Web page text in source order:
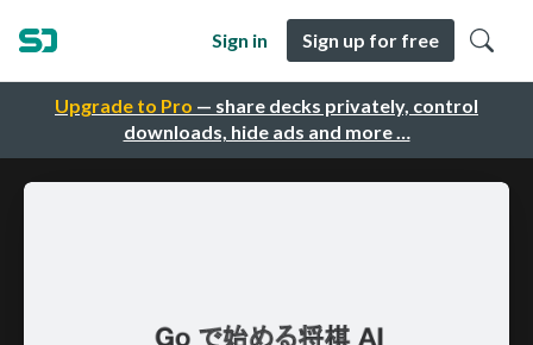
Upgrade to Pro — share decks privately, control
downloads, hide ads and more …
Sign in Sign up for free